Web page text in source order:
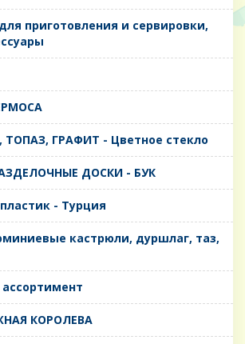
приготовления и сервировки,
ГРАФИТ - Цветное стекло
ДОСКИ - БУК
- Турция
кастрюли, дуршлаг, таз,
КОРОЛЕВА